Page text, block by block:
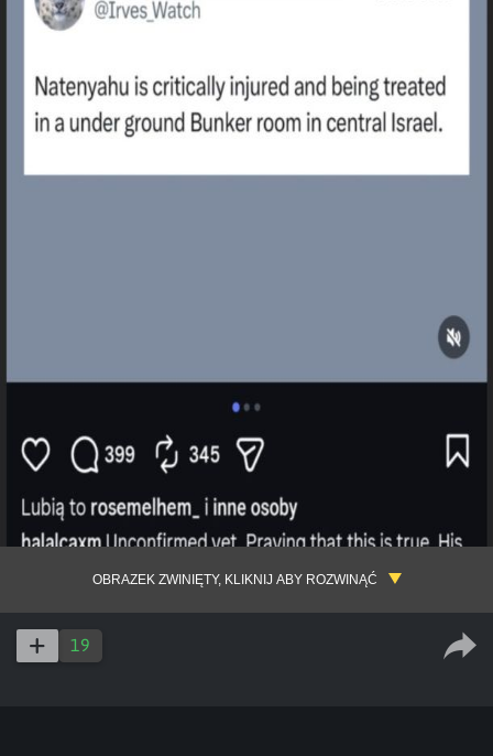
OBRAZEK ZWINIĘTY, KLIKNIJ ABY ROZWINĄĆ
19